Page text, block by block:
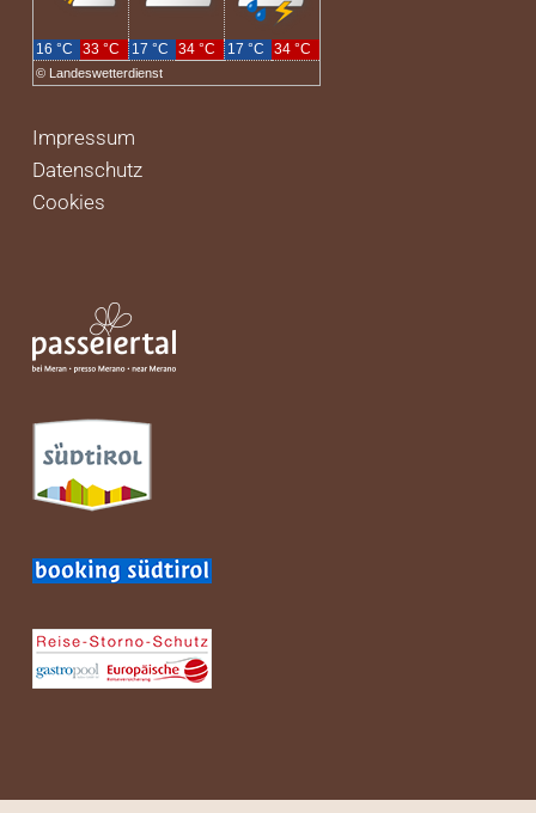
© Landeswetterdienst
16 °C 33 °C 17 °C 34 °C 17 °C 34 °C
Impressum
Datenschutz
Cookies